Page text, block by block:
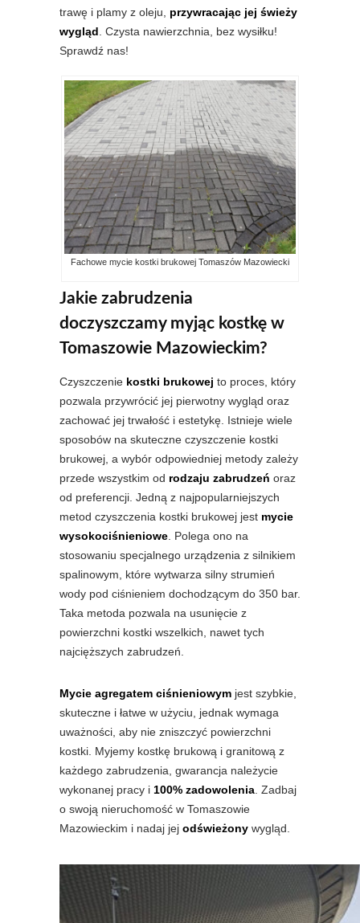
trawę i plamy z oleju, przywracając jej świeży
wygląd . Czysta nawierzchnia, bez wysiłku!
Sprawdź nas!
Fachowe mycie kostki brukowej Tomaszów Mazowiecki
Jakie zabrudzenia
doczyszczamy myjąc kostkę w
Tomaszowie Mazowieckim?
Czyszczenie kostki brukowej to proces, który
pozwala przywrócić jej pierwotny wygląd oraz
zachować jej trwałość i estetykę. Istnieje wiele
sposobów na skuteczne czyszczenie kostki
brukowej, a wybór odpowiedniej metody zależy
przede wszystkim od rodzaju zabrudzeń oraz
od preferencji. Jedną z najpopularniejszych
metod czyszczenia kostki brukowej jest mycie
wysokociśnieniowe . Polega ono na
stosowaniu specjalnego urządzenia z silnikiem
spalinowym, które wytwarza silny strumień
wody pod ciśnieniem dochodzącym do 350 bar.
Taka metoda pozwala na usunięcie z
powierzchni kostki wszelkich, nawet tych
najcięższych zabrudzeń.
Mycie agregatem ciśnieniowym jest szybkie,
skuteczne i łatwe w użyciu, jednak wymaga
uważności, aby nie zniszczyć powierzchni
kostki. Myjemy kostkę brukową i granitową z
każdego zabrudzenia, gwarancja należycie
wykonanej pracy i 100% zadowolenia . Zadbaj
o swoją nieruchomość w Tomaszowie
Mazowieckim i nadaj jej odświeżony wygląd.